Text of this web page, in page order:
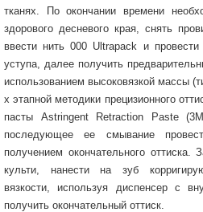
тканях. По окончании времени
здорового десневого края, снять
ввести нить 000 Ultrapack и
уступа, далее получить
использованием высоковязкой массы
х этапной методики прецизионного
пасты Astringent Retraction Paste
последующее ее смывание
получением окончательного оттиска.
культи, нанести на зуб
вязкости, используя диспенсер с
получить окончательный оттиск.